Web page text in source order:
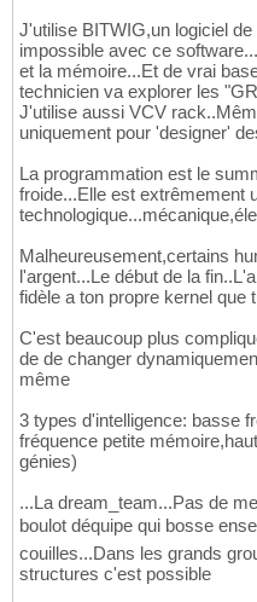
J'utilise BITWIG,un logiciel
impossible avec ce
et la mémoire...Et de vrai
technicien va explorer les
J'utilise aussi VCV
uniquement pour 'designer'
La programmation est le
froide...Elle est extrêmement
Malheureusement,certains
l'argent...Le début de la
fidèle a ton propre kernel que
C'est beaucoup plus
de de changer
même
3 types d'intelligence: basse
fréquence petite
génies)
...La dream_team...Pas de
boulot déquipe qui bosse
couilles...Dans les grands
structures c'est possible